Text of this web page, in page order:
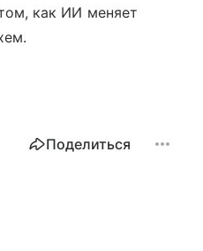
как ИИ меняет
Поделиться